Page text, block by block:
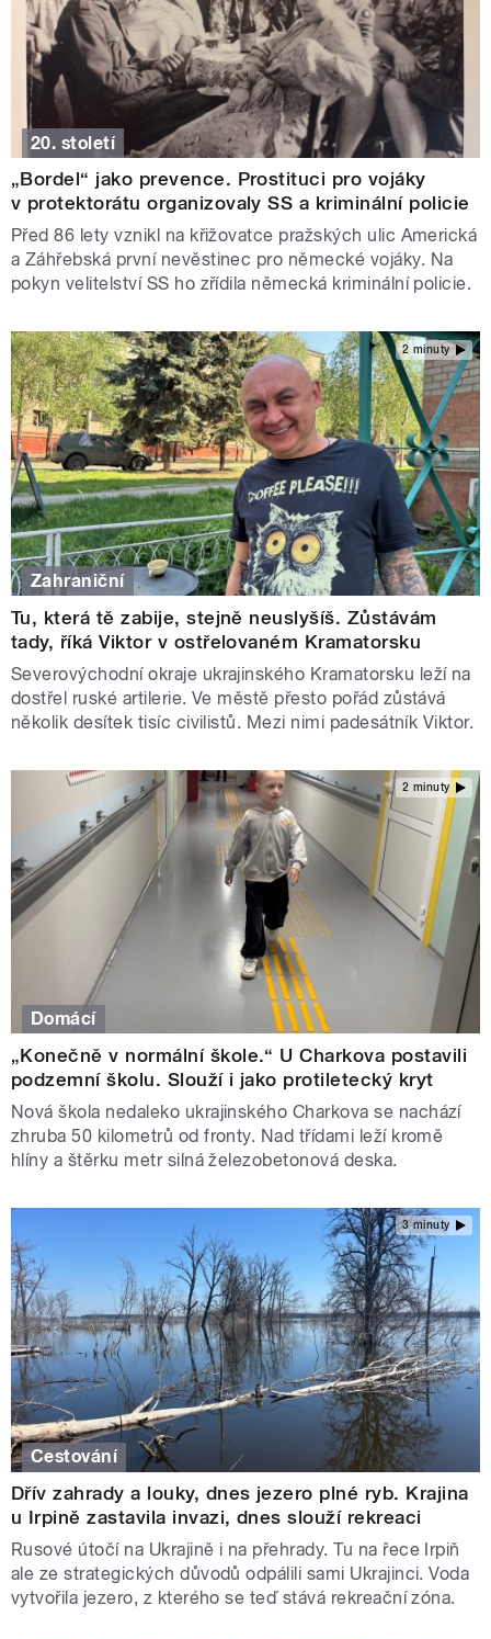
20. století
„Bordel“ jako prevence. Prostituci pro vojáky
v protektorátu organizovaly SS a kriminální policie
Před 86 lety vznikl na křižovatce pražských ulic Americká
a Záhřebská první nevěstinec pro německé vojáky. Na
pokyn velitelství SS ho zřídila německá kriminální policie.
2 minuty
Zahraniční
Tu, která tě zabije, stejně neuslyšíš. Zůstávám
tady, říká Viktor v ostřelovaném Kramatorsku
Severovýchodní okraje ukrajinského Kramatorsku leží na
dostřel ruské artilerie. Ve městě přesto pořád zůstává
několik desítek tisíc civilistů. Mezi nimi padesátník Viktor.
2 minuty
Domácí
„Konečně v normální škole.“ U Charkova postavili
podzemní školu. Slouží i jako protiletecký kryt
Nová škola nedaleko ukrajinského Charkova se nachází
zhruba 50 kilometrů od fronty. Nad třídami leží kromě
hlíny a štěrku metr silná železobetonová deska.
3 minuty
Cestování
Dřív zahrady a louky, dnes jezero plné ryb. Krajina
u Irpině zastavila invazi, dnes slouží rekreaci
Rusové útočí na Ukrajině i na přehrady. Tu na řece Irpiň
ale ze strategických důvodů odpálili sami Ukrajinci. Voda
vytvořila jezero, z kterého se teď stává rekreační zóna.